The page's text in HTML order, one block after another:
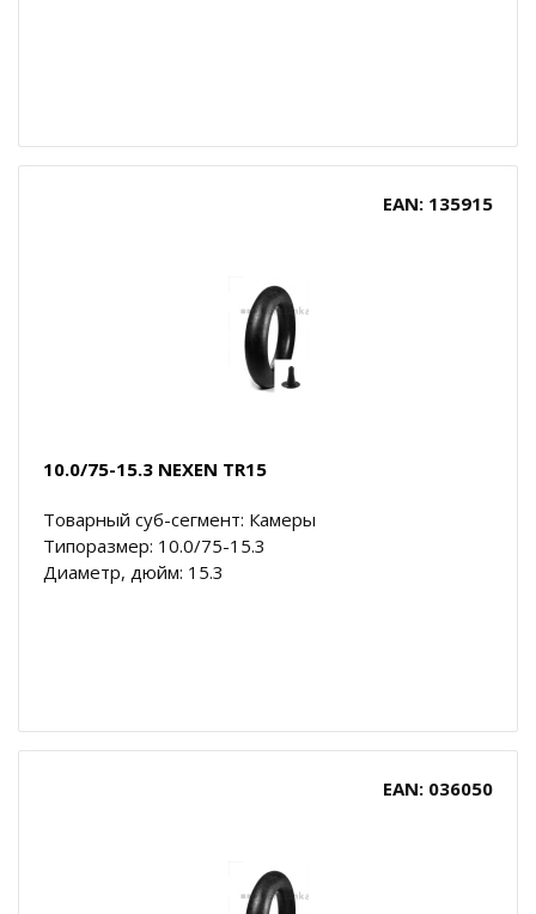
EAN: 135915
10.0/75-15.3 NEXEN TR15
Товарный суб-сегмент: Камеры
Типоразмер: 10.0/75-15.3
Диаметр, дюйм: 15.3
EAN: 036050